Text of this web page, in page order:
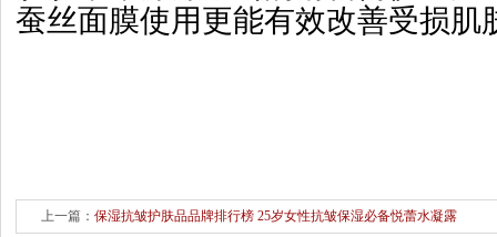
蚕丝面膜使用更能有效改善受损肌
上一篇： 保湿抗皱护肤品品牌排行榜 25岁女性抗皱保湿必备悦蕾水凝露